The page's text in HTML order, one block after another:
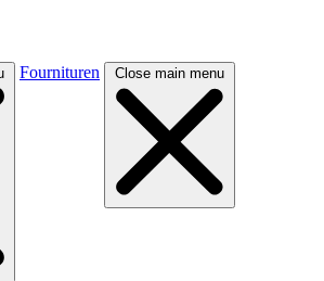
Fournituren Close main menu